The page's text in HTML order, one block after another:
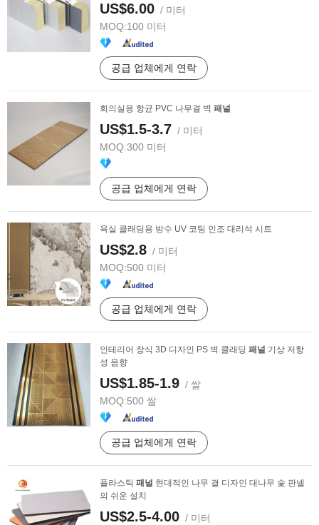
US$6.00 / 미터
MOQ:100 미터
공급 업체에게 연락
회의실용 항균 PVC 나무결 벽 패널
US$1.5-3.7 / 미터
MOQ:300 미터
공급 업체에게 연락
욕실 클래딩용 방수 UV 코팅 인조 대리석 시트
US$2.8 / 미터
MOQ:500 미터
공급 업체에게 연락
인테리어 장식 3D 디자인 PS 벽 클래딩 패널 기상 저항
성 음향
US$1.85-1.9 / 쌀
MOQ:500 쌀
공급 업체에게 연락
플라스틱 패널 현대적인 나무 결 디자인 대나무 숯 판넬
의 쉬운 설치
US$2.5-4.00 / 미터